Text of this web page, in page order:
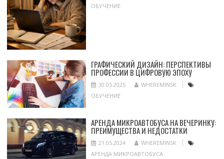
ОБУЧЕНИЕ
ГРАФИЧЕСКИЙ ДИЗАЙН: ПЕРСПЕКТИВЫ
ПРОФЕССИИ В ЦИФРОВУЮ ЭПОХУ
30.05.2025
WHEREMINSK
ОБУЧЕНИЕ
АРЕНДА МИКРОАВТОБУСА НА ВЕЧЕРИНКУ:
ПРЕИМУЩЕСТВА И НЕДОСТАТКИ
21.05.2024
WHEREMINSK
АРЕНДА МИКРОАВТОБУСА